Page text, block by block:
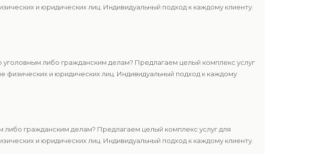
и юридических лиц. Индивидуальный подход к каждому клиенту.
либо гражданским делам? Предлагаем целый комплекс услуг
и юридических лиц. Индивидуальный подход к каждому
гражданским делам? Предлагаем целый комплекс услуг для
и юридических лиц. Индивидуальный подход к каждому клиенту.